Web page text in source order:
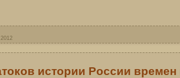
истории России